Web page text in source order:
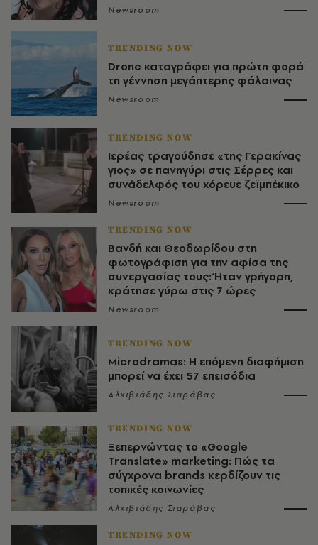
Newsroom
TRENDING NOW
Drone καταγράφει για πρώτη φορά
τη γέννηση μεγάπτερης φάλαινας
Newsroom
TRENDING NOW
Ιερέας τραγούδησε «της Γερακίνας
γιος» σε πανηγύρι στις Σέρρες και
συνάδελφός του χόρευε ζεϊμπέκικο
Newsroom
TRENDING NOW
Βανδή και Θεοδωρίδου στη
φωτογράφιση για την αφίσα της
συνεργασίας τους: Ήταν γρήγορη,
κράτησε γύρω στις 7 ώρες
Newsroom
TRENDING NOW
Microdramas: Η επόμενη διαφήμιση
μπορεί να έχει 57 επεισόδια
Αλκιβιάδης Σιαράβας
TRENDING NOW
Ξεπερνώντας το «Google
Translate» marketing: Πώς τα
σύγχρονα brands κερδίζουν τις
τοπικές κοινωνίες
Αλκιβιάδης Σιαράβας
TRENDING NOW